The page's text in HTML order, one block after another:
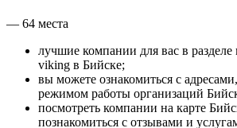
— 64 места
лучшие компании для вас в разделе
viking в Бийске;
вы можете ознакомиться с
режимом работы организаций
посмотреть компании на карте
познакомиться с отзывами и